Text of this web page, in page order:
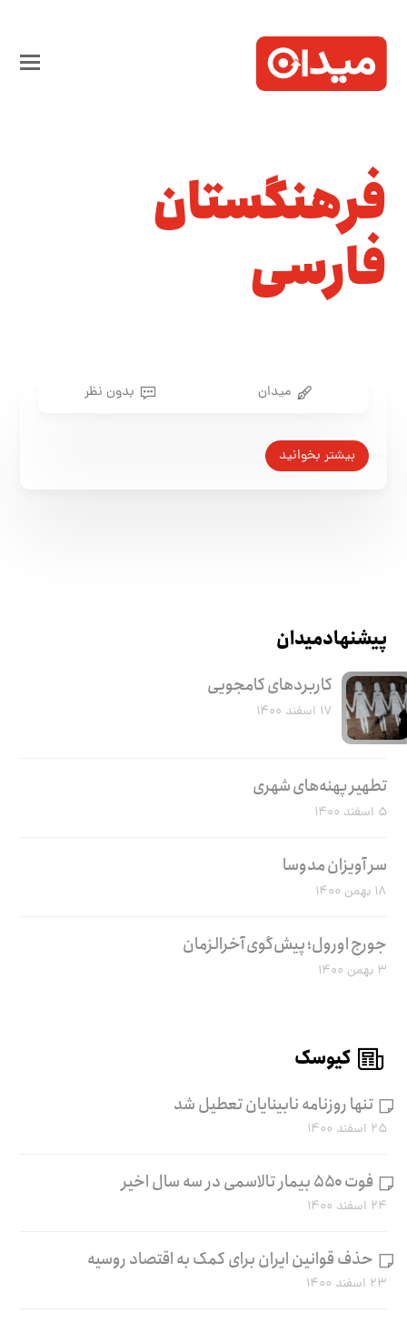
فرهنگستان
فارسی
میدان بدون نظر
بیشتر بخوانید
پیشنهاد میدان
کاربرد‌های کامجویی
۱۷ اسفند ۱۴۰۰
تطهیر پهنه‌های شهری
۵ اسفند ۱۴۰۰
سر آویزان مدوسا
۱۸ بهمن ۱۴۰۰
جورج اورول؛ پیش‌گوی آخرالزمان
۳ بهمن ۱۴۰۰
کیوسک
تنها روزنامه نابینایان تعطیل شد
۲۵ اسفند ۱۴۰۰
فوت ۵۵۰ بیمار تالاسمی در سه سال اخیر
۲۴ اسفند ۱۴۰۰
حذف قوانین ایران برای کمک به اقتصاد روسیه
۲۳ اسفند ۱۴۰۰